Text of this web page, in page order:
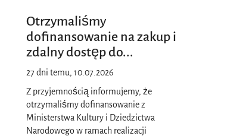
Otrzymaliśmy
dofinansowanie na zakup i
zdalny dostęp do...
27 dni temu, 10.07.2026
Z przyjemnością informujemy, że
otrzymaliśmy dofinansowanie z
Ministerstwa Kultury i Dziedzictwa
Narodowego w ramach realizacji